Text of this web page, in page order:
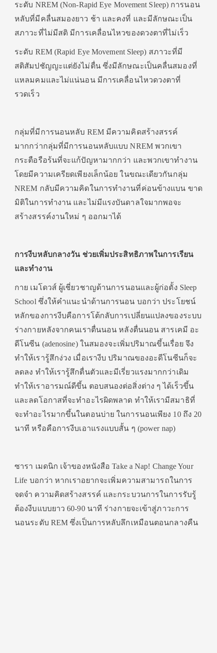
ระดับ NREM (Non-Rapid Eye Movement Sleep) การนอน
หลับที่มีคลื่นสมองยาว ช้า และคงที่ และมีลักษณะเป็น
สภาวะที่ไม่มีสติ มีการเคลื่อนไหวของดวงตาที่ไม่เร็ว
ระดับ REM (Rapid Eye Movement Sleep) สภาวะที่มี
สติสัมปชัญญะแต่ยังไม่ตื่น ซึ่งมีลักษณะเป็นคลื่นสมองที่
แหลมคมและไม่แน่นอน มีการเคลื่อนไหวดวงตาที่
รวดเร็ว
กลุ่มที่มีการนอนหลับ REM มีความคิดสร้างสรรค์
มากกว่ากลุ่มที่มีการนอนหลับแบบ NREM พวกเขา
กระตือรือร้นที่จะแก้ปัญหามากกว่า และพวกเขาทำงาน
โดยมีความเครียดเพียงเล็กน้อย ในขณะเดียวกันกลุ่ม
NREM กลับมีความคิดในการทำงานที่ค่อนข้างแบน ขาด
มิติในการทำงาน และไม่มีแรงบันดาลใจมากพอจะ
สร้างสรรค์งานใหม่ ๆ ออกมาได้
การงีบหลับกลางวัน ช่วยเพิ่มประสิทธิภาพในการเรียน
และทำงาน
กาย เมโดวส์ ผู้เชี่ยวชาญด้านการนอนและผู้ก่อตั้ง Sleep
School ซึ่งให้คำแนะนำด้านการนอน บอกว่า ประโยชน์
หลักของการงีบคือการโต้กลับการเปลี่ยนแปลงของระบบ
ร่างกายหลังจากคนเราตื่นนอน หลังตื่นนอน สารเคมี อะ
ดีโนซีน (adenosine) ในสมองจะเพิ่มปริมาณขึ้นเรื่อย จึง
ทำให้เรารู้สึกง่วง เมื่อเรางีบ ปริมาณของอะดีโนซีนก็จะ
ลดลง ทำให้เรารู้สึกตื่นตัวและมีเรี่ยวแรงมากกว่าเดิม
ทำให้เราอารมณ์ดีขึ้น ตอบสนองต่อสิ่งต่าง ๆ ได้เร็วขึ้น
และลดโอกาสที่จะทำอะไรผิดพลาด ทำให้เรามีสมาธิที่
จะทำอะไรมากขึ้นในตอนบ่าย ในการนอนเพียง 10 ถึง 20
นาที หรือคือการงีบเอาแรงแบบสั้น ๆ (power nap)
ซารา เมดนิก เจ้าของหนังสือ Take a Nap! Change Your
Life บอกว่า หากเราอยากจะเพิ่มความสามารถในการ
จดจำ ความคิดสร้างสรรค์ และกระบวนการในการรับรู้
ต้องงีบแบบยาว 60-90 นาที ร่างกายจะเข้าสู่ภาวะการ
นอนระดับ REM ซึ่งเป็นการหลับลึกเหมือนตอนกลางคืน